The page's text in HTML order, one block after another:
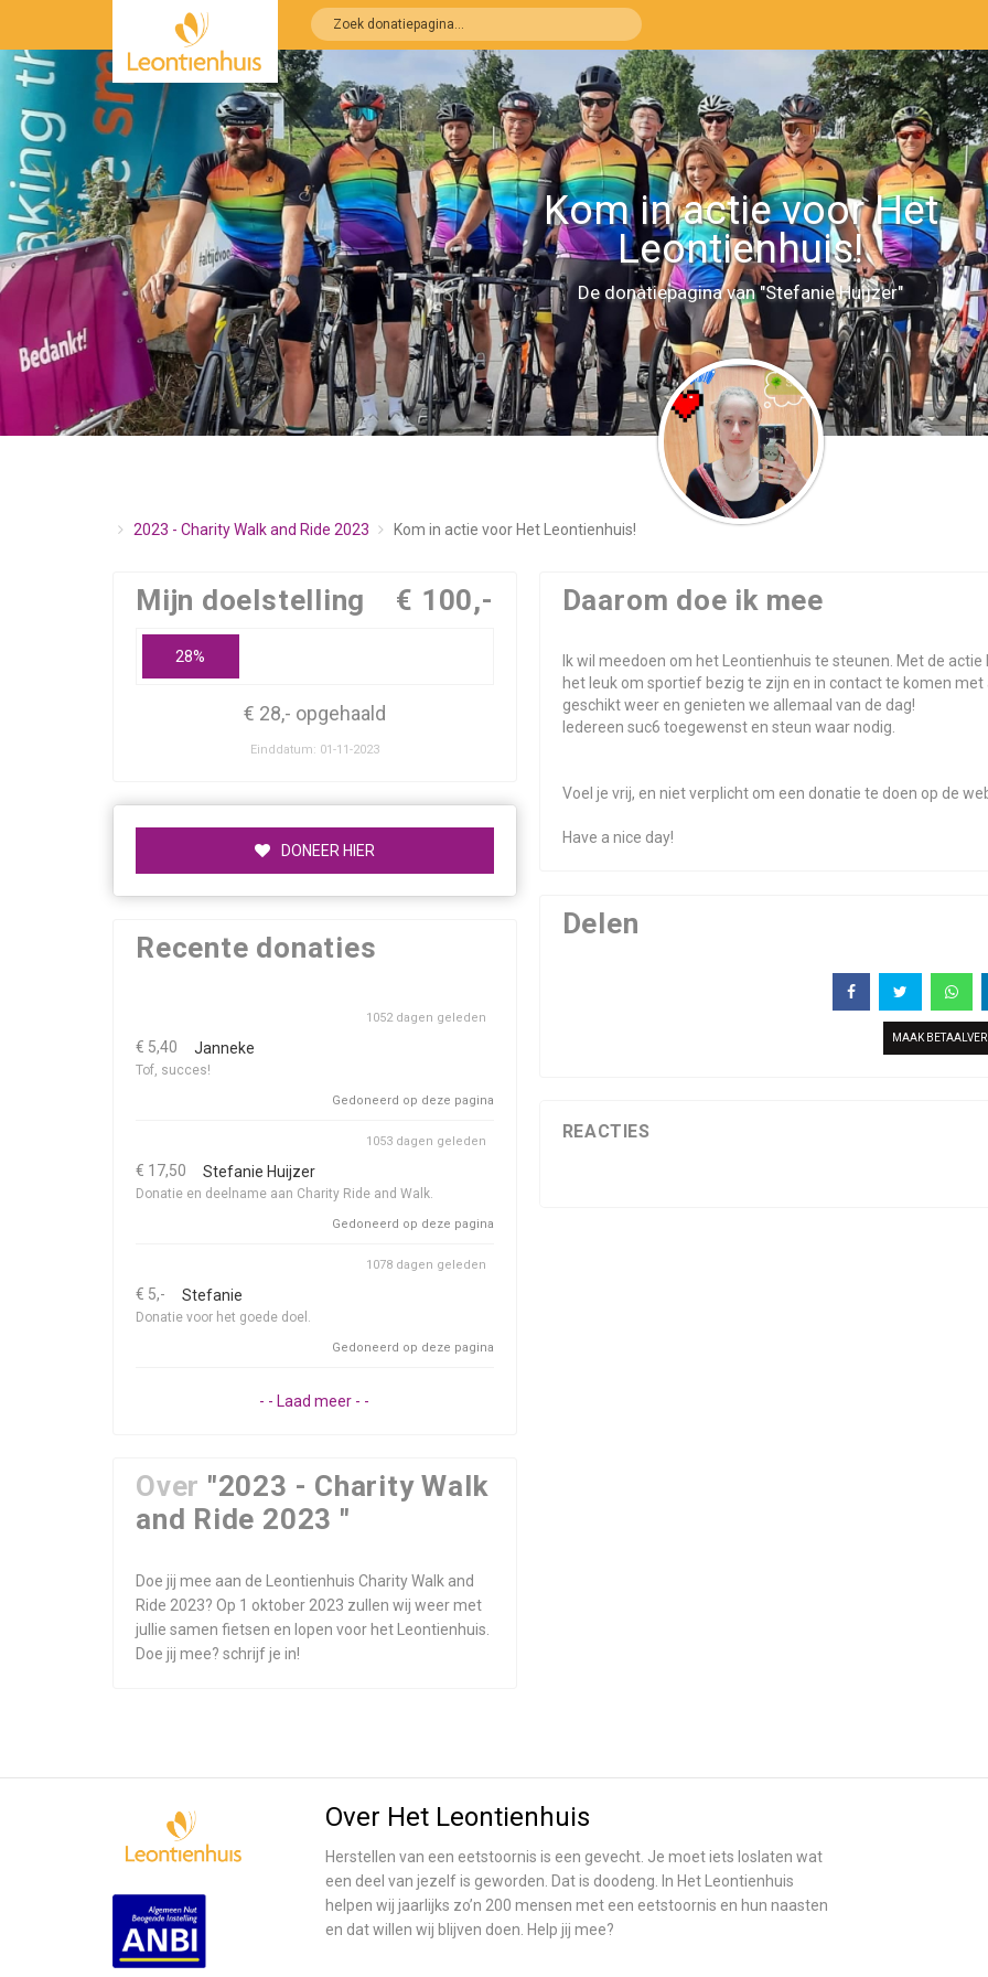
Kom in actie voor Het
Leontienhuis!
De donatiepagina van "Stefanie Huijzer"
2023 - Charity Walk and Ride 2023 Kom in actie voor Het Leontienhuis!
Mijn doelstelling € 100,-
28%
€ 28,- opgehaald
Einddatum: 01-11-2023
DONEER HIER
Recente donaties
€ 5,40 Janneke
Tof, succes!
1052 dagen geleden
Gedoneerd op deze pagina
€ 17,50 Stefanie Huijzer
Donatie en deelname aan Charity Ride and Walk.
1053 dagen geleden
Gedoneerd op deze pagina
€ 5,- Stefanie
Donatie voor het goede doel.
1078 dagen geleden
Gedoneerd op deze pagina
- - Laad meer - -
Over "2023 - Charity Walk
and Ride 2023 "
Doe jij mee aan de Leontienhuis Charity Walk and
Ride 2023? Op 1 oktober 2023 zullen wij weer met
jullie samen fietsen en lopen voor het Leontienhuis.
Doe jij mee? schrijf je in!
Daarom doe ik mee
Ik wil meedoen om het Leontienhuis te steunen. Met de
het leuk om sportief bezig te zijn en in contact te komen
geschikt weer en genieten we allemaal van de dag!
Iedereen suc6 toegewenst en steun waar nodig.
Voel je vrij, en niet verplicht om een donatie te doen op de
Have a nice day!
Delen
MAAK
REACTIES
Over Het Leontienhuis
Herstellen van een eetstoornis is een gevecht. Je moet iets loslaten wat
een deel van jezelf is geworden. Dat is doodeng. In Het Leontienhuis
helpen wij jaarlijks zo’n 200 mensen met een eetstoornis en hun naasten
en dat willen wij blijven doen. Help jij mee?